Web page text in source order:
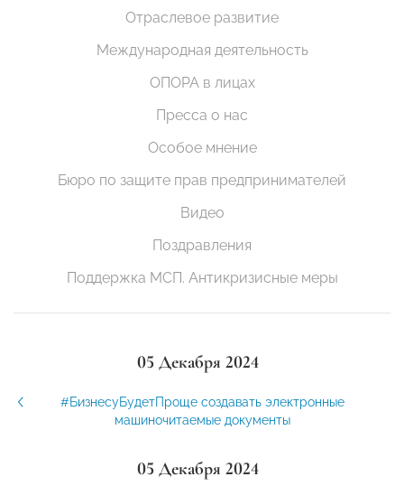
Отраслевое развитие
Международная деятельность
ОПОРА в лицах
Пресса о нас
Особое мнение
Бюро по защите прав предпринимателей
Видео
Поздравления
Поддержка МСП. Антикризисные меры
05 Декабря 2024
#БизнесуБудетПроще создавать электронные
машиночитаемые документы
05 Декабря 2024